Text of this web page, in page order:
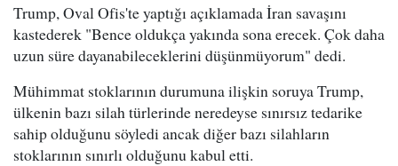
Trump, Oval Ofis'te yaptığı açıklamada İran savaşını
kastederek "Bence oldukça yakında sona erecek. Çok daha
uzun süre dayanabileceklerini düşünmüyorum" dedi.
Mühimmat stoklarının durumuna ilişkin soruya Trump,
ülkenin bazı silah türlerinde neredeyse sınırsız tedarike
sahip olduğunu söyledi ancak diğer bazı silahların
stoklarının sınırlı olduğunu kabul etti.